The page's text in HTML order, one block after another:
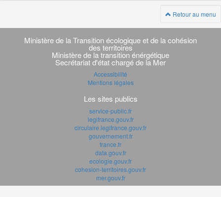
Retour au menu
Navigation
transverse
Ministère de la Transition écologique et de la cohésion
des territoires
Ministère de la transition énérgétique
Secrétariat d'état chargé de la Mer
Accessibilité
Mentions légales
Les sites publics
service-public.fr
legifrance.gouv.fr
circulaire.legifrance.gouv.fr
gouvernement.fr
france.fr
data.gouv.fr
ecologie.gouv.fr
cohesion-territoires.gouv.fr
mer.gouv.fr